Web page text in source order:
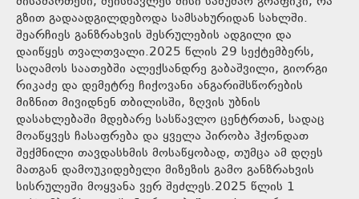
გზით გადაადგილდებოდა სამსახურიდან სახლში.
შეარჩიეს განზრახვის შესრულების ადგილი და
დაიწყეს თვალთვალი.2025 წლის 29 სექტემბერს,
საღამოს საათებში ალექსანდრე გაბაშვილი, გიორგი
რიკაძე და დემეტრე ჩიქოვანი ანგარიშსწორების
მიზნით მივიდნენ თბილისში, ზღვის უბნის
დასახლებაში მდებარე სასწავლო ცენტრთან, სადაც
მოაწყვეს ჩასაფრება და ყველა პირობა ჰქონდათ
შექმნილი თავდასხმის მოსაწყობად, თუმცა ამ დღეს
მათგან დამოუკიდებელი მიზეზის გამო განზრახვის
სისრულეში მოყვანა ვერ შეძლეს.2025 წლის 1